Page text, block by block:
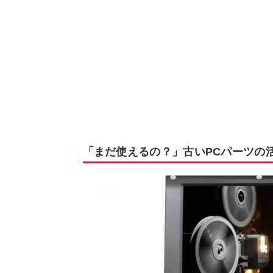
「まだ使えるの？」古いPCパーツの